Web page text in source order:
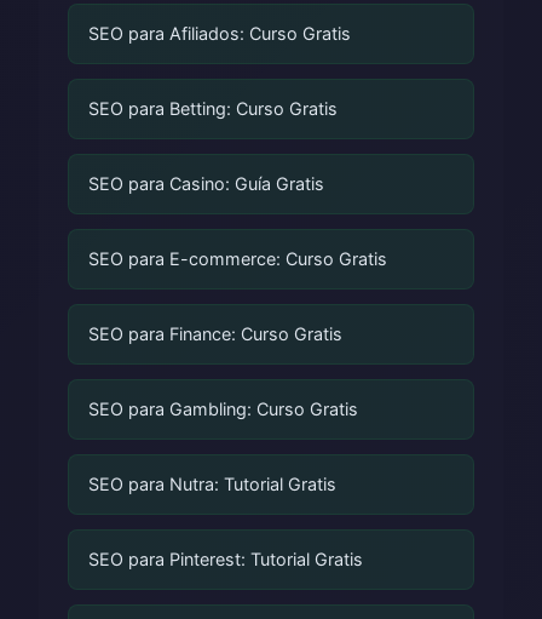
SEO para Afiliados: Curso Gratis
SEO para Betting: Curso Gratis
SEO para Casino: Guía Gratis
SEO para E-commerce: Curso Gratis
SEO para Finance: Curso Gratis
SEO para Gambling: Curso Gratis
SEO para Nutra: Tutorial Gratis
SEO para Pinterest: Tutorial Gratis